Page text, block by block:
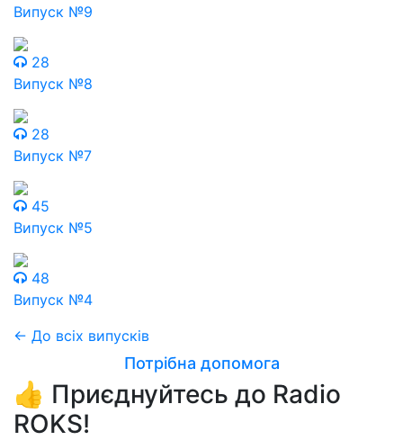
Випуск №9
28
Випуск №8
28
Випуск №7
45
Випуск №5
48
Випуск №4
← До всіх випусків
Потрібна допомога
👍 Приєднуйтесь до Radio
ROKS!